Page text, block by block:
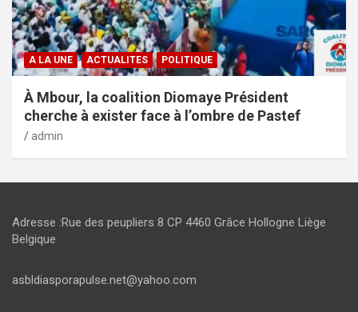
A LA UNE ACTUALITES POLITIQUE
À Mbour, la coalition Diomaye Président
cherche à exister face à l’ombre de Pastef
admin
Adresse :Rue des peupliers 8 CP 4460 Grâce Hollogne Liège
Belgique
asbldiasporapulse.net@yahoo.com